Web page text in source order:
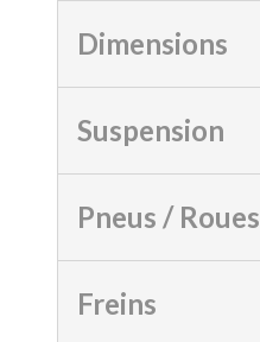
Dimensions
Suspension
Pneus / Roues
Freins